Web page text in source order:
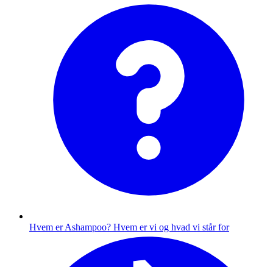
Hvem er Ashampoo? Hvem er vi og hvad vi står for